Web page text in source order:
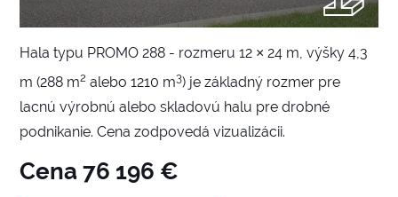
Hala typu PROMO 288 - rozmeru 12 × 24 m, výšky 4,3
m (288 m2 alebo 1210 m3) je základný rozmer pre
lacnú výrobnú alebo skladovú halu pre drobné
podnikanie. Cena zodpovedá vizualizácii.
Cena 76 196 €